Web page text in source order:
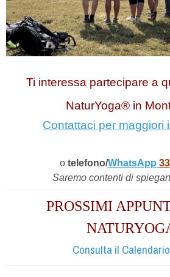
Ti interessa partecipare a
NaturYoga® in
Contattaci per maggiori
o telefono/WhatsApp
Saremo contenti di
PROSSIMI
Consulta il